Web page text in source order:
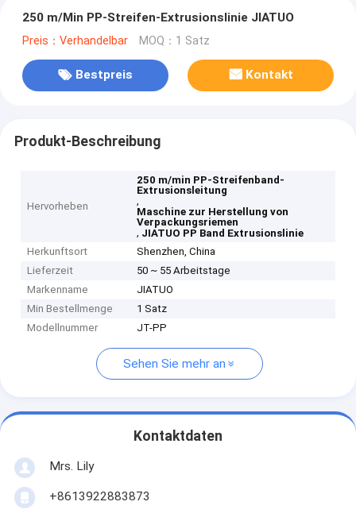
250 m/Min PP-Streifen-Extrusionslinie JIATUO
Preis：Verhandelbar MOQ：1 Satz
Bestpreis Kontakt
Produkt-Beschreibung
Hervorheben
250 m/min PP-Streifenband-
Extrusionsleitung
,
Maschine zur Herstellung von
Verpackungsriemen
, JIATUO PP Band Extrusionslinie
Herkunftsort
Shenzhen, China
Lieferzeit
50 ~ 55 Arbeitstage
Markenname
JIATUO
Min Bestellmenge
1 Satz
Modellnummer
JT-PP
Sehen Sie mehr an
Kontaktdaten
Mrs. Lily
+8613922883873